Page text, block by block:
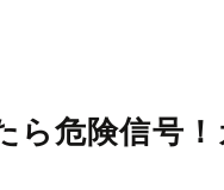
ら危険信号